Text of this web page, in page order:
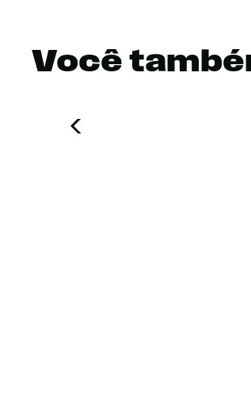
Você